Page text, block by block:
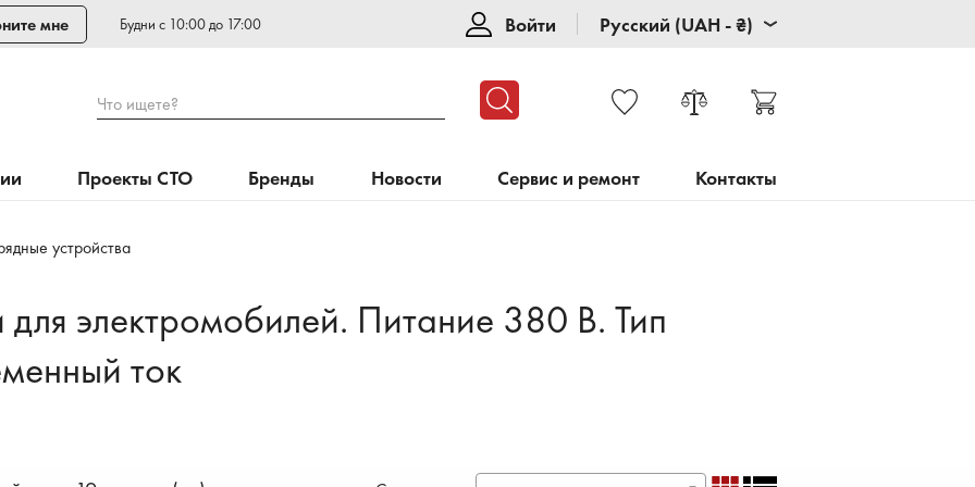
мне Будни с 10:00 до 17:00 Войти Русский (UAH - ₴)
Что ищете?
Проекты СТО Бренды Новости Сервис и ремонт Контакты
устройства
электромобилей. Питание 380 В. Тип
ток